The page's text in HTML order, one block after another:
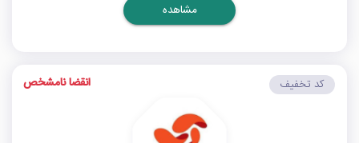
مشاهده
کد تخفیف انقضا نامشخص